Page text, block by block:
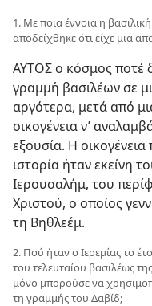
1. Με ποια έννοια η
αποδείχθηκε ότι είχε μια
ΑΥΤΟΣ ο κόσμος ποτέ
γραμμή βασιλέων σε
αργότερα, μετά από
οικογένεια ν’
εξουσία. Η
ιστορία ήταν εκείνη
Ιερουσαλήμ, του
Χριστού, ο οποίος
τη Βηθλεέμ.
2. Πού ήταν ο Ιερεμίας το
του τελευταίου βασιλέως
μόνο μπορούσε να
τη γραμμής του Δαβίδ;